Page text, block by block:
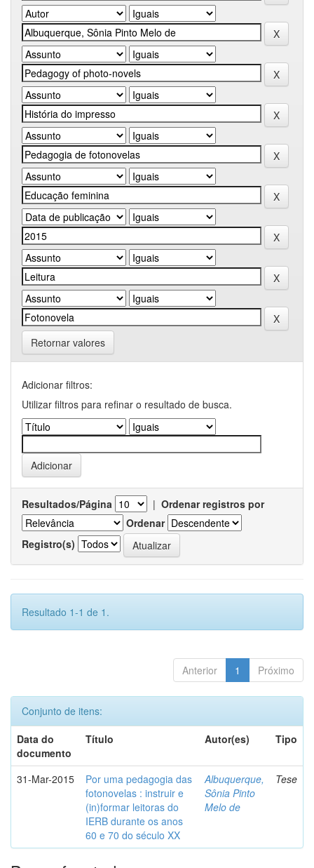
Retornar valores
Adicionar filtros:
Utilizar filtros para refinar o resultado de busca.
Resultados/Página | Ordenar registros por
Ordenar
Registro(s)
Resultado 1-1 de 1.
Anterior 1 Próximo
Conjunto de itens:
Data do
documento
Título Autor(es) Tipo
31-Mar-2015
Por uma pedagogia das
fotonovelas : instruir e
(in)formar leitoras do
IERB durante os anos
60 e 70 do século XX
Albuquerque,
Sônia Pinto
Melo de
Tese